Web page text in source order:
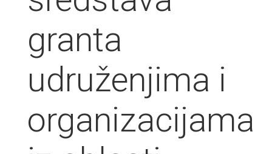
granta
udruženjima i
organizacijama